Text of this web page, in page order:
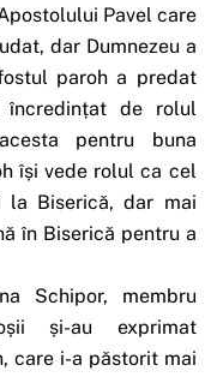
Pavel care
dar Dumnezeu a
paroh a predat
încredințat de rolul
pentru buna
își vede rolul ca cel
la Biserică, dar mai
în Biserică pentru a
Schipor, membru
și-au exprimat
care i-a păstorit mai